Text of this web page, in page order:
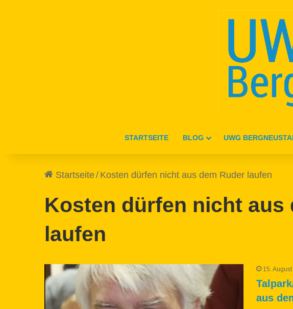
STARTSEITE BLOG UWG
Startseite/ Kosten dürfen nicht aus dem Ruder laufen
Kosten dürfen nicht aus
laufen
15.
aus